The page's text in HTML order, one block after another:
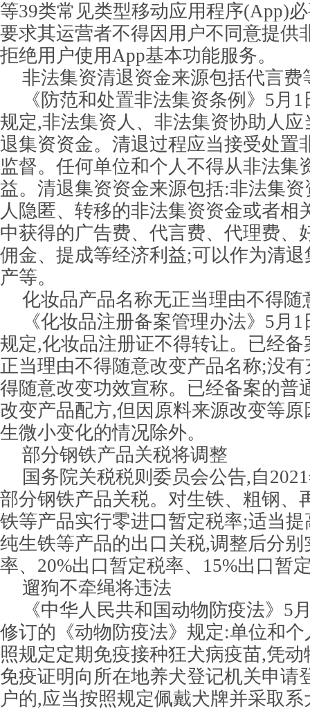
等39类常见类型移动应用程序(App)
要求其运营者不得因用户不同意提供
拒绝用户使用App基本功能服务。
非法集资清退资金来源包括代言费
《防范和处置非法集资条例》5月
规定,非法集资人、非法集资协助人
退集资资金。清退过程应当接受处置
监督。任何单位和个人不得从非法集
益。清退集资资金来源包括:非法集
人隐匿、转移的非法集资资金或者相
中获得的广告费、代言费、代理费、
佣金、提成等经济利益;可以作为清
产等。
化妆品产品名称无正当理由不得随
《化妆品注册备案管理办法》5月
规定,化妆品注册证不得转让。已经
正当理由不得随意改变产品名称;没
得随意改变功效宣称。已经备案的普
改变产品配方,但因原料来源改变等
生微小变化的情况除外。
部分钢铁产品关税将调整
国务院关税税则委员会公告,自
部分钢铁产品关税。对生铁、粗钢、
铁等产品实行零进口暂定税率;适当
纯生铁等产品的出口关税,调整后分别
率、20%出口暂定税率、15%出口暂
遛狗不牵绳将违法
《中华人民共和国动物防疫法》5
修订的《动物防疫法》规定:单位和
照规定定期免疫接种狂犬病疫苗,凭
免疫证明向所在地养犬登记机关申请
户的,应当按照规定佩戴犬牌并采取